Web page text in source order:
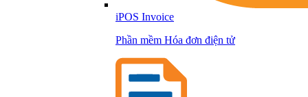
iPOS Invoice
Phần mềm Hóa đơn điện tử